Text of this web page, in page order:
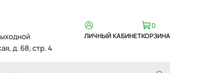
д. 68, стр. 4
ЛИЧНЫЙ КАБИНЕТ
0
КОРЗИНА